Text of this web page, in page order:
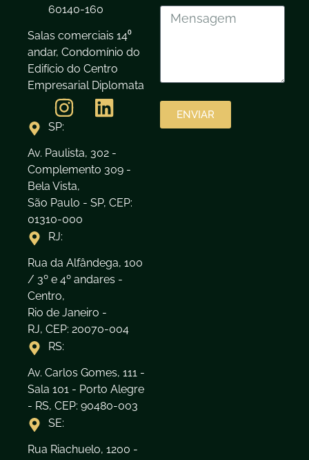
60140-160
Salas comerciais 14⁰
andar, Condomínio do
Edifício do Centro
Empresarial Diplomata
SP:
Av. Paulista, 302 -
Complemento 309 -
Bela Vista,
São Paulo - SP, CEP:
01310-000
RJ:
Rua da Alfândega, 100
/ 3º e 4º andares -
Centro,
Rio de Janeiro -
RJ, CEP: 20070-004
RS:
Av. Carlos Gomes, 111 -
Sala 101 - Porto Alegre
- RS, CEP: 90480-003
SE:
Rua Riachuelo, 1200 -
ENVIAR